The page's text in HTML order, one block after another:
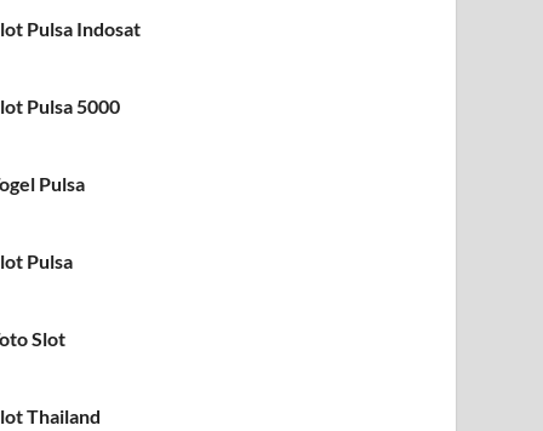
Pulsa Indosat
Pulsa 5000
Pulsa
Pulsa
Slot
Thailand